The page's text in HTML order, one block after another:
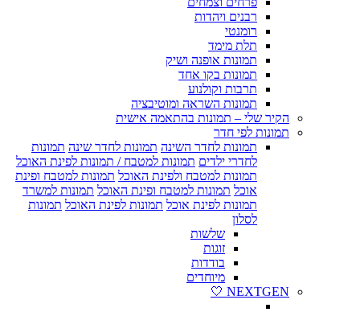
רבנים ויהדות
רומנטי
תלת מימד
תמונות אופנה ושיק
תמונות בקו אחד
תרבות וקולנוע
תמונות השראה ומוטיבציה
הקיר שלי – תמונות בהתאמה אישית
תמונות לפי חדר
תמונות לחדר השינה תמונות לחדר שינה תמונות
לחדרי ילדים תמונות למטבח / תמונות לפינת האוכל
תמונות למטבח ולפינת האוכל תמונות למטבח ופינת
אוכל תמונות למטבח ופינת האוכל תמונות למשרד
תמונות לפינת אוכל תמונות לפינת האוכל תמונות
לסלון
שלשות
זוגות
בודדות
מיוחדים
NEXTGEN 🤍